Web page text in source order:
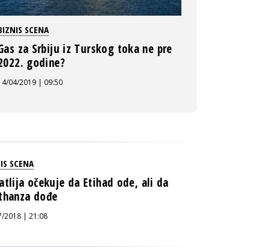
SCENA
za Srbiju iz Turskog toka ne pre
godine?
04/2019 | 09:50
SCENA
očekuje da Etihad ode, ali da
dođe
2018 | 21:08